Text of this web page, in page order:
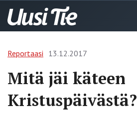
Reportaasi 13.12.2017
Mitä jäi käteen
Kristuspäivästä?